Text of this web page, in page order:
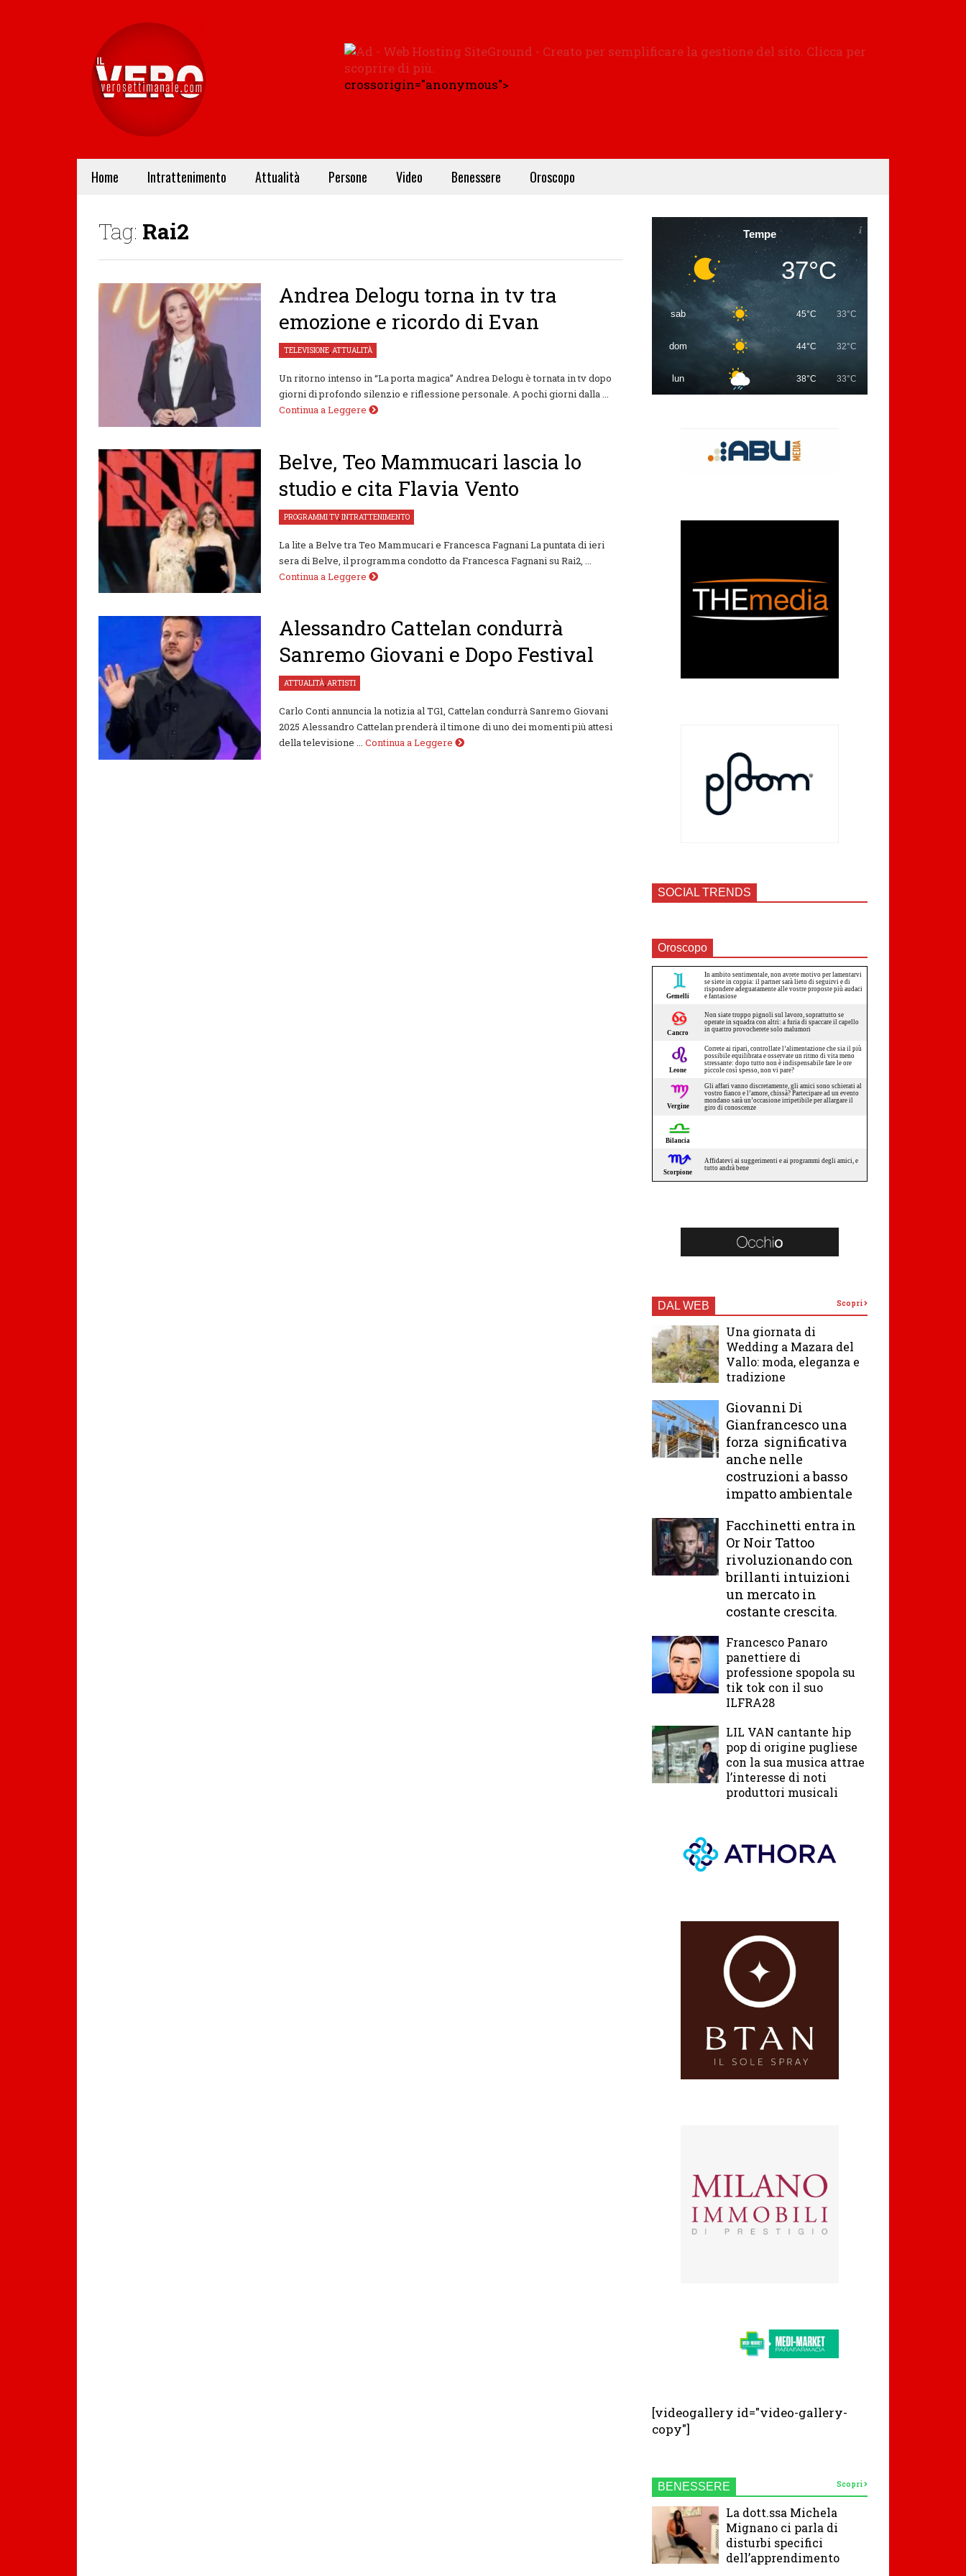
crossorigin="anonymous">
Home Intrattenimento Attualità Persone Video Benessere Oroscopo
Tag: Rai2
Andrea Delogu torna in tv tra
emozione e ricordo di Evan
TELEVISIONE,ATTUALITÀ
Un ritorno intenso in “La porta magica” Andrea Delogu è tornata in tv dopo
giorni di profondo silenzio e riflessione personale. A pochi giorni dalla ...
Continua a Leggere
Belve, Teo Mammucari lascia lo
studio e cita Flavia Vento
PROGRAMMI TV,INTRATTENIMENTO
La lite a Belve tra Teo Mammucari e Francesca Fagnani La puntata di ieri
sera di Belve, il programma condotto da Francesca Fagnani su Rai2, ...
Continua a Leggere
Alessandro Cattelan condurrà
Sanremo Giovani e Dopo Festival
ATTUALITÀ,ARTISTI
Carlo Conti annuncia la notizia al TG1, Cattelan condurrà Sanremo Giovani
2025 Alessandro Cattelan prenderà il timone di uno dei momenti più attesi
della televisione ... Continua a Leggere
Tempe
37°C
sab 45°C 33°C
dom 44°C 32°C
lun 38°C 33°C
SOCIAL TRENDS
Oroscopo
DAL WEB Scopri
Una giornata di
Wedding a Mazara del
Vallo: moda, eleganza e
tradizione
Giovanni Di
Gianfrancesco una
forza significativa
anche nelle
costruzioni a basso
impatto ambientale
Facchinetti entra in
Or Noir Tattoo
rivoluzionando con
brillanti intuizioni
un mercato in
costante crescita.
Francesco Panaro
panettiere di
professione spopola su
tik tok con il suo
ILFRA28
LIL VAN cantante hip
pop di origine pugliese
con la sua musica attrae
l’interesse di noti
produttori musicali
[videogallery id="video-gallery-
copy"]
BENESSERE Scopri
La dott.ssa Michela
Mignano ci parla di
disturbi specifici
dell’apprendimento